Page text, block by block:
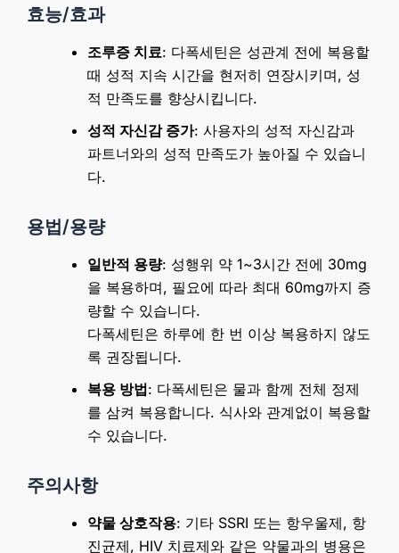
효능/효과
조루증 치료: 다폭세틴은 성관계 전에 복용할
때 성적 지속 시간을 현저히 연장시키며, 성
적 만족도를 향상시킵니다.
성적 자신감 증가: 사용자의 성적 자신감과
파트너와의 성적 만족도가 높아질 수 있습니
다.
용법/용량
일반적 용량: 성행위 약 1~3시간 전에 30mg
을 복용하며, 필요에 따라 최대 60mg까지 증
량할 수 있습니다.
다폭세틴은 하루에 한 번 이상 복용하지 않도
록 권장됩니다.
복용 방법: 다폭세틴은 물과 함께 전체 정제
를 삼켜 복용합니다. 식사와 관계없이 복용할
수 있습니다.
주의사항
약물 상호작용: 기타 SSRI 또는 항우울제, 항
진균제, HIV 치료제와 같은 약물과의 병용은